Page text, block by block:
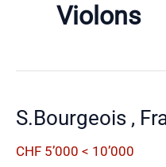
Violons
S.Bourgeois ,
CHF 5’000 < 10’000